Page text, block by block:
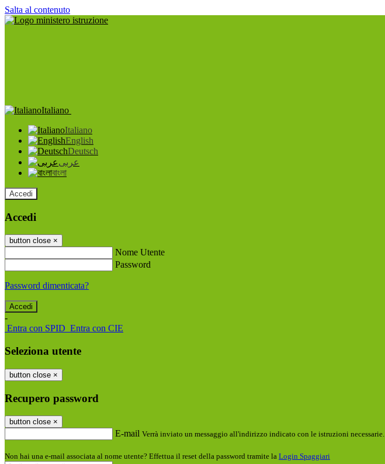
Salta al contenuto
Italiano
Italiano
English
Deutsch
عربى
বাংলা
Accedi
Accedi
button close ×
Nome Utente
Password
Password dimenticata?
-
Entra con SPID Entra con CIE
Seleziona utente
button close ×
Recupero password
button close ×
E-mail Verrà inviato un messaggio all'indirizzo indicato con le istruzioni necessarie.
Non hai una e-mail associata al nome utente? Effettua il reset della password tramite la Login Spaggiari